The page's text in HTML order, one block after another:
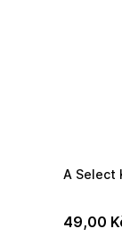
A Select
49,00